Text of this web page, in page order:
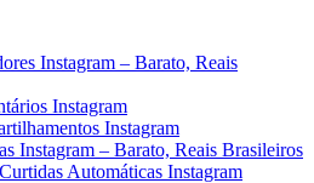
Instagram – Barato, Reais
Instagram
Instagram
Instagram – Barato, Reais Brasileiros
Automáticas Instagram